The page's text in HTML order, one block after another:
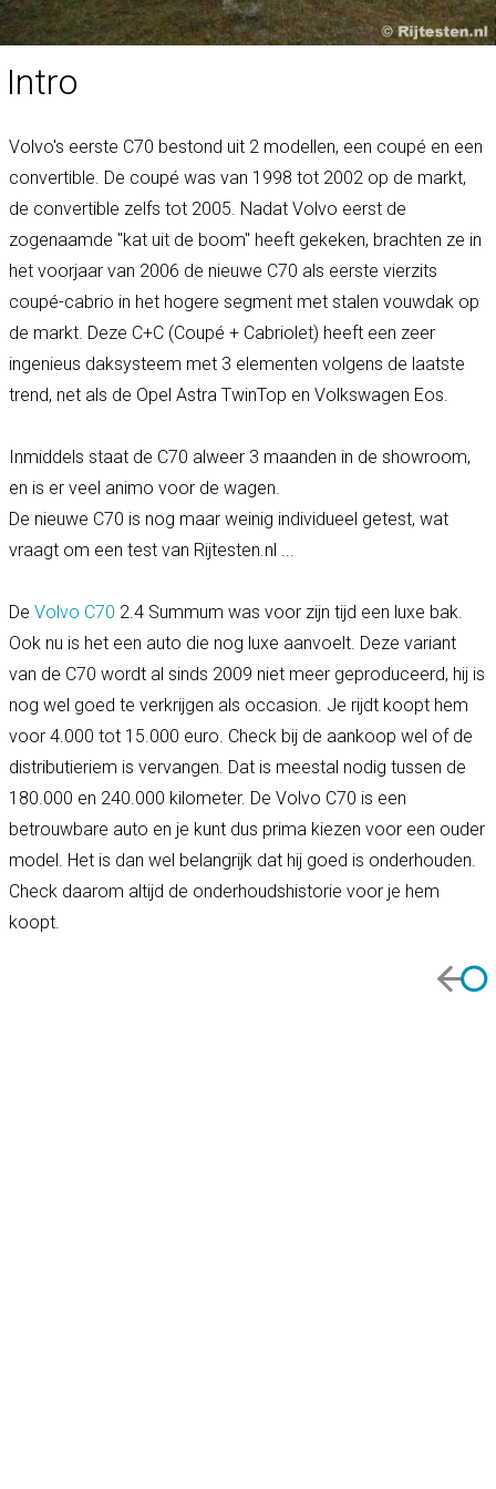
Intro
Volvo's eerste C70 bestond uit 2 modellen, een coupé en een
convertible. De coupé was van 1998 tot 2002 op de markt,
de convertible zelfs tot 2005. Nadat Volvo eerst de
zogenaamde "kat uit de boom" heeft gekeken, brachten ze in
het voorjaar van 2006 de nieuwe C70 als eerste vierzits
coupé-cabrio in het hogere segment met stalen vouwdak op
de markt. Deze C+C (Coupé + Cabriolet) heeft een zeer
ingenieus daksysteem met 3 elementen volgens de laatste
trend, net als de Opel Astra TwinTop en Volkswagen Eos.
Inmiddels staat de C70 alweer 3 maanden in de showroom,
en is er veel animo voor de wagen.
De nieuwe C70 is nog maar weinig individueel getest, wat
vraagt om een test van Rijtesten.nl ...
De Volvo C70 2.4 Summum was voor zijn tijd een luxe bak.
Ook nu is het een auto die nog luxe aanvoelt. Deze variant
van de C70 wordt al sinds 2009 niet meer geproduceerd, hij is
nog wel goed te verkrijgen als occasion. Je rijdt koopt hem
voor 4.000 tot 15.000 euro. Check bij de aankoop wel of de
distributieriem is vervangen. Dat is meestal nodig tussen de
180.000 en 240.000 kilometer. De Volvo C70 is een
betrouwbare auto en je kunt dus prima kiezen voor een ouder
model. Het is dan wel belangrijk dat hij goed is onderhouden.
Check daarom altijd de onderhoudshistorie voor je hem
koopt.